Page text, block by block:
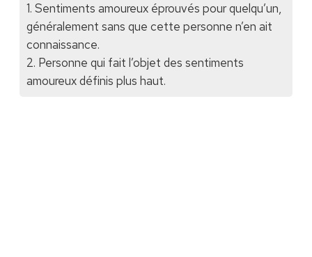
1. Sentiments amoureux éprouvés pour quelqu’un,
généralement sans que cette personne n’en ait
connaissance.
2. Personne qui fait l’objet des sentiments
amoureux définis plus haut.